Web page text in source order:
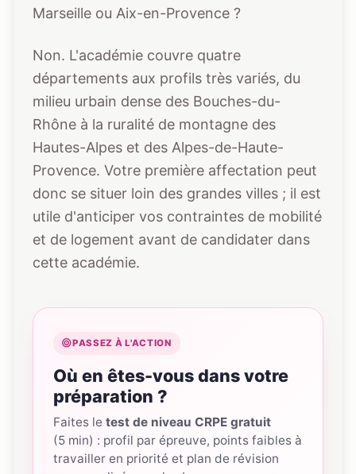
Marseille ou Aix-en-Provence ?
Non. L'académie couvre quatre
départements aux profils très variés, du
milieu urbain dense des Bouches-du-
Rhône à la ruralité de montagne des
Hautes-Alpes et des Alpes-de-Haute-
Provence. Votre première affectation peut
donc se situer loin des grandes villes ; il est
utile d'anticiper vos contraintes de mobilité
et de logement avant de candidater dans
cette académie.
PASSEZ À L'ACTION
Où en êtes-vous dans votre
préparation ?
Faites le test de niveau CRPE gratuit
(5 min) : profil par épreuve, points faibles à
travailler en priorité et plan de révision